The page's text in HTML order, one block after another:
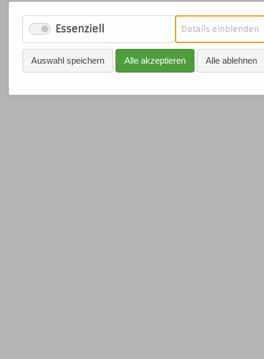
Essenziell Details einblenden
Auswahl speichern Alle akzeptieren Alle ablehnen